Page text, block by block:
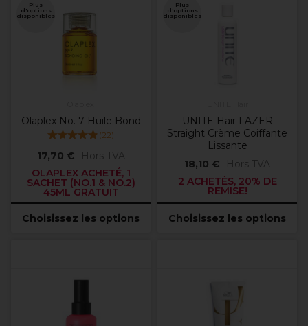
Plus
d'options
disponibles
Olaplex No. 7 Huile Bond
(22)
17,70 €
Hors TVA
OLAPLEX ACHETÉ, 1
SACHET (NO.1 & NO.2)
45ML GRATUIT
Choisissez les options
Plus
d'options
disponibles
UNITE Hair LAZER
Straight Crème Coiffante
Lissante
18,10 €
Hors TVA
2 ACHETÉS, 20% DE
REMISE!
Choisissez les options